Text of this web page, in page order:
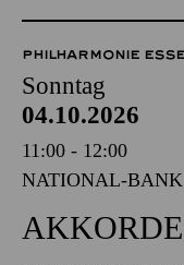
PHILHARMONIE
Sonntag
04.10.2026
11:00 - 12:00
NATIONAL-